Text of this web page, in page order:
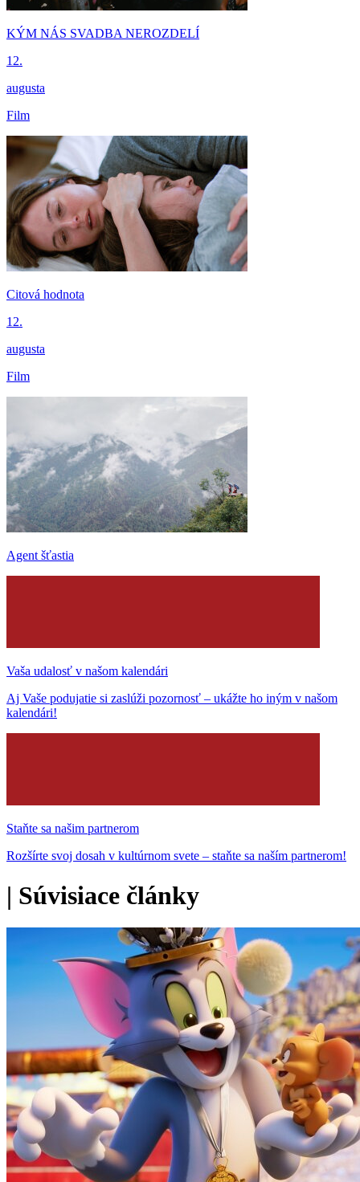
KÝM NÁS SVADBA NEROZDELÍ
12.
augusta
Film
Citová hodnota
12.
augusta
Film
Agent šťastia
Vaša udalosť v našom kalendári
Aj Vaše podujatie si zaslúži pozornosť – ukážte ho iným v našom
kalendári!
Staňte sa našim partnerom
Rozšírte svoj dosah v kultúrnom svete – staňte sa naším partnerom!
| Súvisiace články